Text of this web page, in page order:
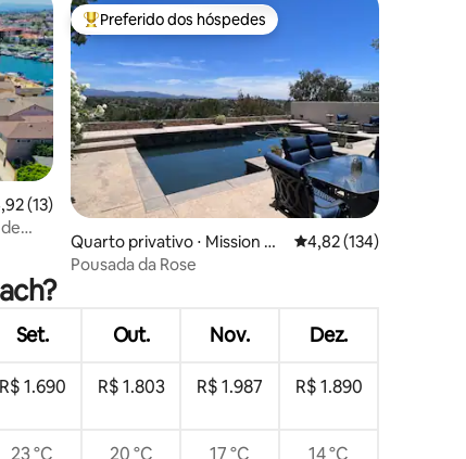
de uma avaliação média de 5, 13 avaliações
(13)
Entre os melhores preferidos dos hóspedes
Preferido dos hóspedes
Quarto privativo ⋅ Mission Vi
ejo
4,82 de uma avaliação
4,82 (134)
Pousada da Rose
Set. Out. Nov. Dez.
R$ 1.690 R$ 1.803 R$ 1.987 R$ 1.890
23 °C 20 °C 17 °C 14 °C